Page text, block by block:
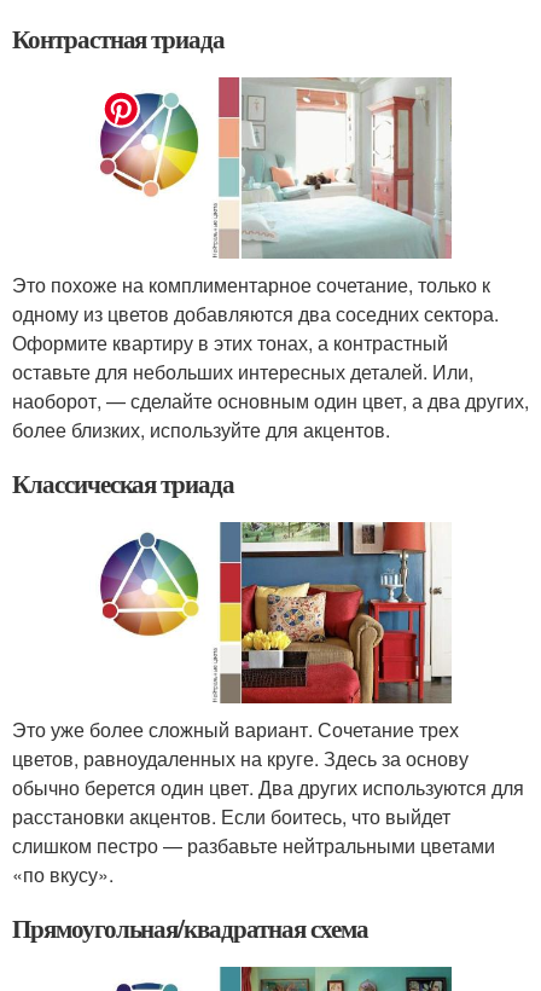
Контрастная триада
Это похоже на комплиментарное сочетание, только к
одному из цветов добавляются два соседних сектора.
Оформите квартиру в этих тонах, а контрастный
оставьте для небольших интересных деталей. Или,
наоборот, — сделайте основным один цвет, а два других,
более близких, используйте для акцентов.
Классическая триада
Это уже более сложный вариант. Сочетание трех
цветов, равноудаленных на круге. Здесь за основу
обычно берется один цвет. Два других используются для
расстановки акцентов. Если боитесь, что выйдет
слишком пестро — разбавьте нейтральными цветами
«по вкусу».
Прямоугольная/квадратная схема